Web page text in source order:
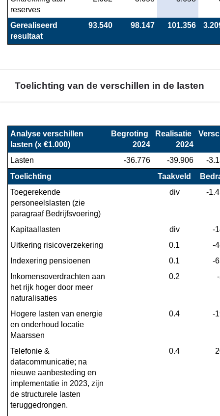
reserves
Gerealiseerd
resultaat
93.540 98.147 101.356
Toelichting van de verschillen in de lasten
naar
navigatie
Financieel
overzicht
programma
van
verschillen
lasten
Analyse verschillen
lasten (x €1.000)
Begroting
2024
Realisatie
2024
Lasten -36.776 -39.906
-
Toelichting
Taakveld
Toegerekende
personeelslasten (zie
paragraaf Bedrijfsvoering)
div -
Kapitaallasten div
-
Uitkering risicoverzekering
0.1
-
Indexering pensioenen
0.1
-
Inkomensoverdrachten aan
het rijk hoger door meer
naturalisaties
0.2
Hogere lasten van energie
en onderhoud locatie
Maarssen
0.4 -
Telefonie &
datacommunicatie; na
nieuwe aanbesteding en
implementatie in 2023, zijn
de structurele lasten
teruggedrongen.
0.4